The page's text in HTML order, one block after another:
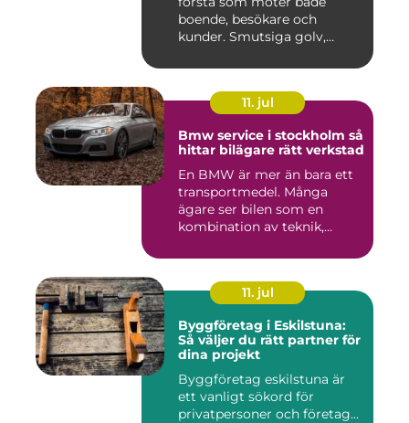
boende, besökare och
kunder. Smutsiga golv,
11. jul
Bmw service i stockholm så
hittar bilägare rätt verkstad
En BMW är mer än bara ett
transportmedel. Många
ägare ser bilen som en
kombination av teknik,
11. jul
Byggföretag i Eskilstuna:
Så väljer du rätt partner för
dina projekt
Byggföretag eskilstuna är
ett vanligt sökord för
privatpersoner och företag...